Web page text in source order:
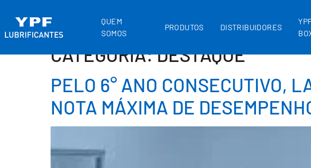
QUEM
SOMOS
PRODUTOS DISTRIBUIDORES
CATEGORIA:DESTAQUE
PELO 6° ANO CONSECUTIVO,
NOTA MÁXIMA DE